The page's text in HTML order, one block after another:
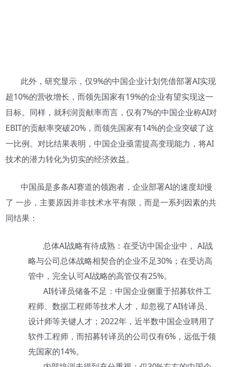
此外，研究显示，仅9%的中国企业计划凭借部署AI实现
超10%的营收增长，而领先国家有19%的企业有望实现这一
目标。同样，就利润贡献率而言，仅有7%的中国企业称AI对
EBIT的贡献率突破20%，而领先国家有14%的企业突破了这
一比例。对比结果表明，中国企业亟需提高变现能力，将AI
技术的潜力转化为切实的经济效益。
中国虽是多条AI赛道的领跑者，企业部署AI的速度却慢
了 一步，主要原因并非技术水平有限，而是一系列因素的共
同结果：
总体AI战略有待成熟：在受访中国企业中， AI战
略与公司总体战略相契合的企业不足30%；在受访高
管中，完全认可AI战略的高管仅有25%。
AI转译员储备不足：中国企业侧重于招募软件工
程师、数据工程师等技术人才，却忽视了AI转译员、
设计师等关键人才；2022年，近半数中国企业聘用了
软件工程师，而招募转译员的公司仅有6%，远低于领
先国家的14%。